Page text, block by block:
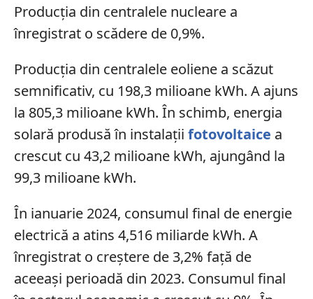
Producția din centralele nucleare a
înregistrat o scădere de 0,9%.
Producția din centralele eoliene a scăzut
semnificativ, cu 198,3 milioane kWh. A ajuns
la 805,3 milioane kWh. În schimb, energia
solară produsă în instalații fotovoltaice a
crescut cu 43,2 milioane kWh, ajungând la
99,3 milioane kWh.
În ianuarie 2024, consumul final de energie
electrică a atins 4,516 miliarde kWh. A
înregistrat o creștere de 3,2% față de
aceeași perioadă din 2023. Consumul final